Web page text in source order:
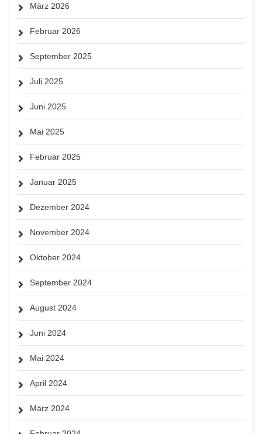
März 2026
Februar 2026
September 2025
Juli 2025
Juni 2025
Mai 2025
Februar 2025
Januar 2025
Dezember 2024
November 2024
Oktober 2024
September 2024
August 2024
Juni 2024
Mai 2024
April 2024
März 2024